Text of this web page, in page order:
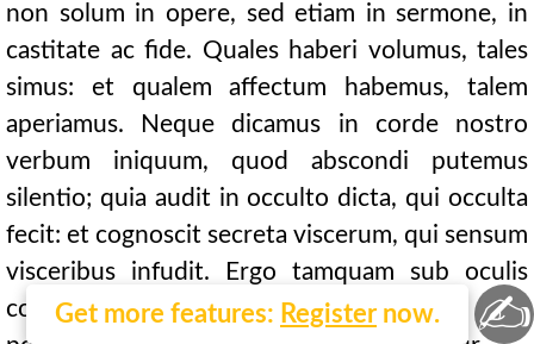
non solum in opere, sed etiam in sermone, in
castitate ac fide. Quales haberi volumus, tales
simus: et qualem affectum habemus, talem
aperiamus. Neque dicamus in corde nostro
verbum iniquum, quod abscondi putemus
silentio; quia audit in occulto dicta, qui occulta
fecit: et cognoscit secreta viscerum, qui sensum
visceribus infudit. Ergo tamquam sub oculis
constituti judicis, quidquid gerimus, in luce
Get more features: Register now. ✍